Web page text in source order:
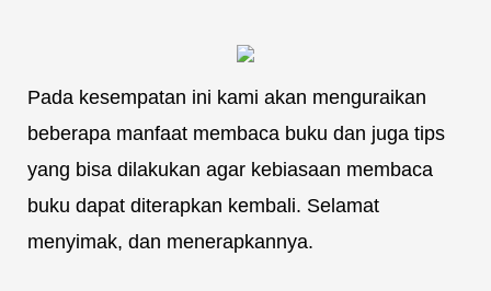
Pada kesempatan ini kami akan menguraikan
beberapa manfaat membaca buku dan juga tips
yang bisa dilakukan agar kebiasaan membaca
buku dapat diterapkan kembali. Selamat
menyimak, dan menerapkannya.